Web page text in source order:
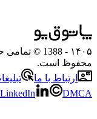
۱۴۰۵
- 1388 ©
محفوظ است.
ارتباط با ما
LinkedIn DMCA